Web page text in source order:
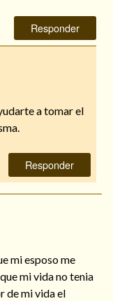
Responder
a tomar el
Responder
mi esposo me
mi vida no tenia
de mi vida el